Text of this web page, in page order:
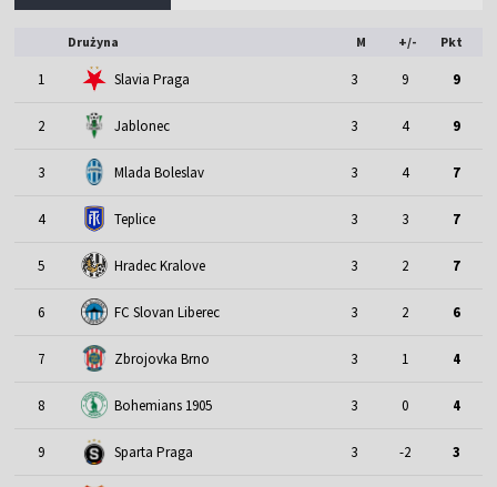
Drużyna M +/- Pkt
1 Slavia Praga 3 9 9
2 Jablonec 3 4 9
3 Mlada Boleslav 3 4 7
4 Teplice 3 3 7
5 Hradec Kralove 3 2 7
6 FC Slovan Liberec 3 2 6
7 Zbrojovka Brno 3 1 4
8 Bohemians 1905 3 0 4
9 Sparta Praga 3 -2 3